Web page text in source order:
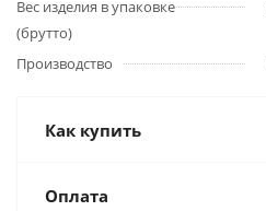
Вес изделия в упаковке
(брутто)
Производство
Как купить
Оплата